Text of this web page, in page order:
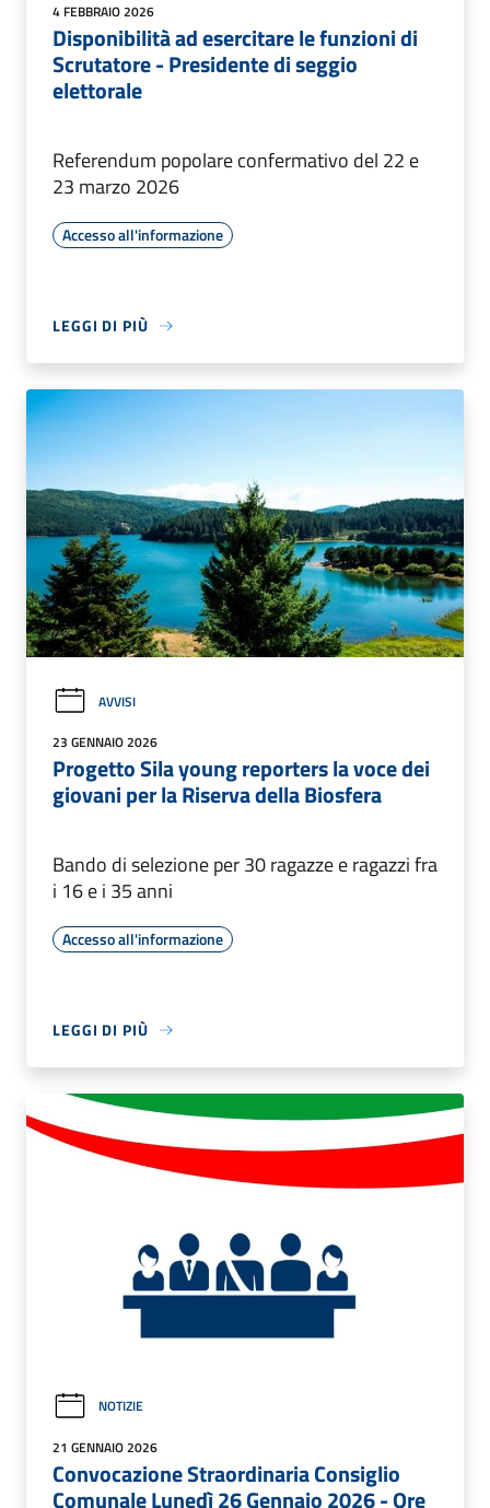
4 FEBBRAIO 2026
Disponibilità ad esercitare le funzioni di
Scrutatore - Presidente di seggio
elettorale
Referendum popolare confermativo del 22 e
23 marzo 2026
Accesso all'informazione
LEGGI DI PIÙ
AVVISI
23 GENNAIO 2026
Progetto Sila young reporters la voce dei
giovani per la Riserva della Biosfera
Bando di selezione per 30 ragazze e ragazzi fra
i 16 e i 35 anni
Accesso all'informazione
LEGGI DI PIÙ
NOTIZIE
21 GENNAIO 2026
Convocazione Straordinaria Consiglio
Comunale Lunedì 26 Gennaio 2026 - Ore